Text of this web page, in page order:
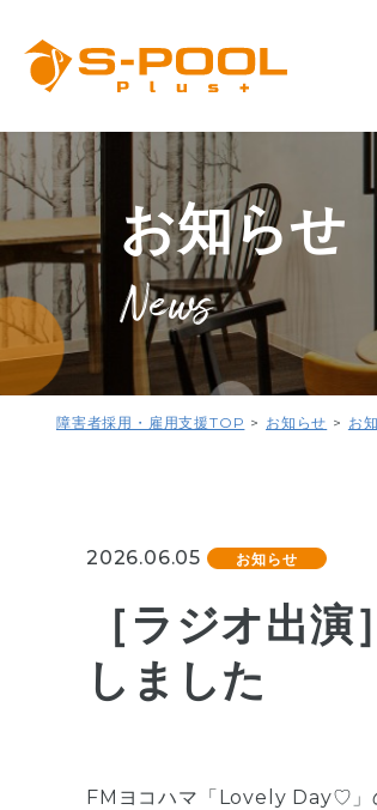
お知らせ
News
障害者採用・雇用支援TOP お知らせ お
2026.06.05 お知らせ
［ラジオ出
しました
FMヨコハマ「Lovely Day♡」